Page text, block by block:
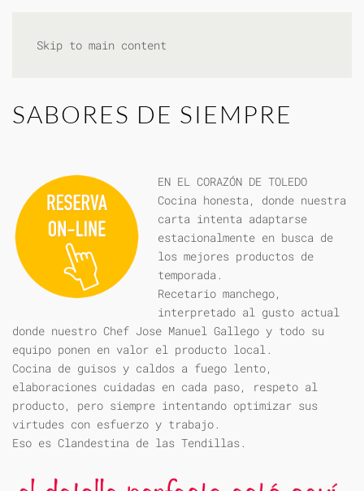
Skip to main content
SABORES DE SIEMPRE
EN EL CORAZÓN DE TOLEDO
Cocina honesta, donde nuestra
carta intenta adaptarse
estacionalmente en busca de
los mejores productos de
temporada.
Recetario manchego,
interpretado al gusto actual
donde nuestro Chef Jose Manuel Gallego y todo su
equipo ponen en valor el producto local.
Cocina de guisos y caldos a fuego lento,
elaboraciones cuidadas en cada paso, respeto al
producto, pero siempre intentando optimizar sus
virtudes con esfuerzo y trabajo.
Eso es Clandestina de las Tendillas.